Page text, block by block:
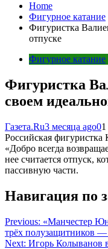
Home
Фигурное катание
Фигуристка
отпуске
Фигурное катание
Фигуристка
своем
Газета.Ru3 месяца ago0
Российская
«Добро всегда
нее считается отпуск,
пассивную части.
Навигация по
Previous: «Манчестер
трёх полузащитников
Next: Игорь Колыванов